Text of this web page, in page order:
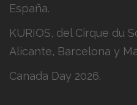
España.
KURIOS, del Cirque du
Alicante, Barcelona y
Canada Day 2026.